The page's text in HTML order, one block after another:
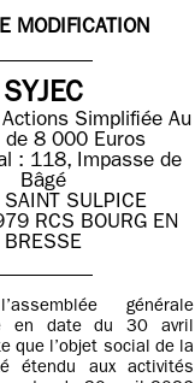
MODIFICATION
SYJEC
Actions SimplifiéeAu
de 8 000 Euros
: 118, Impasse de
Bâgé
SULPICE
RCS BOURG EN
BRESSE
générale
en date du 30 avril
que l’objet social de la
étendu aux activités